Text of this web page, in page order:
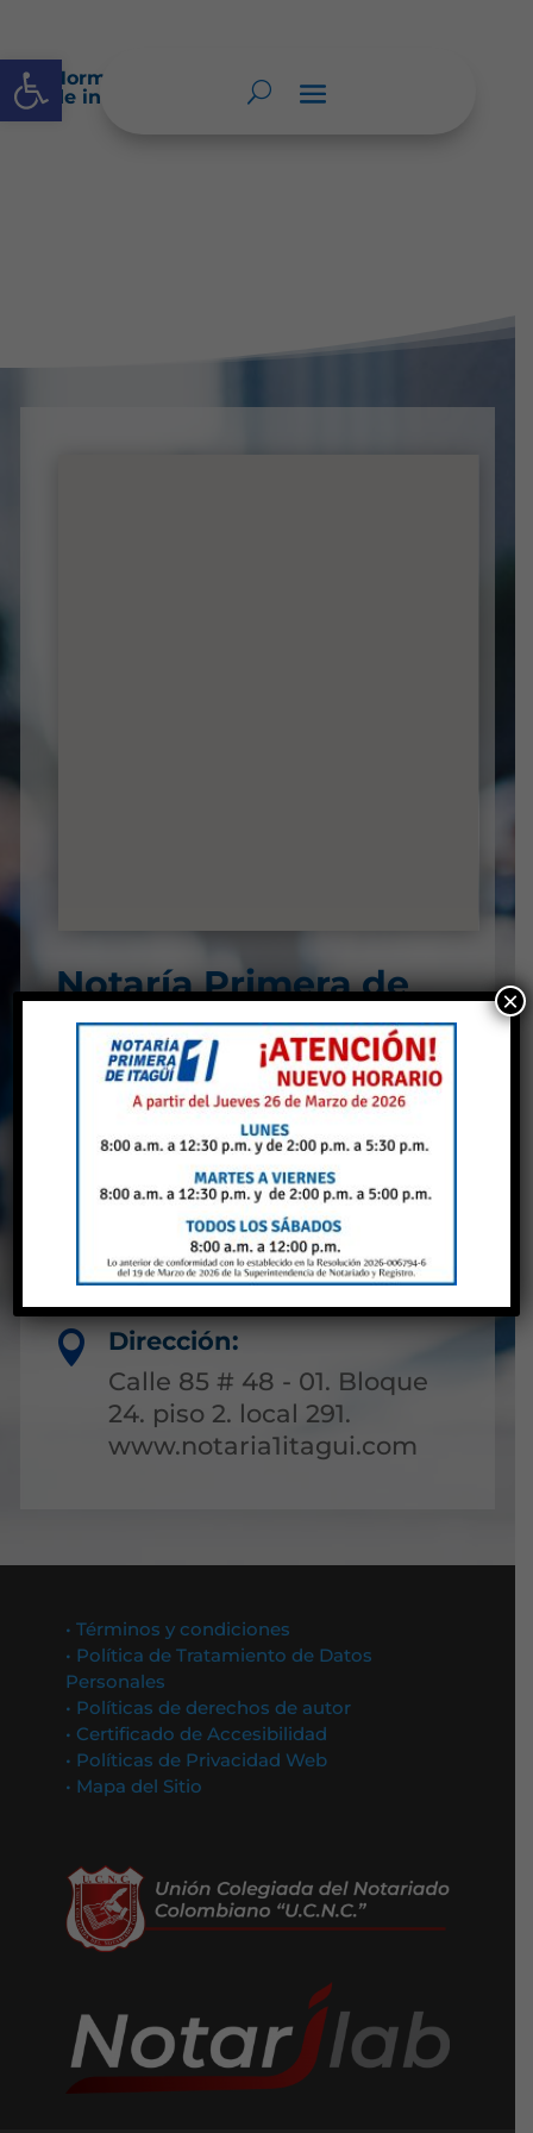
Abrir barra de herramientas
Normatividad especial que les aplique
de interés.
Notaría Primera de
Itaguí
Antioquia
Líneas de atención:
(604) 3224263
Correo electrónico:
primeraitagui@supernotariado.gov.co

Dirección:
Calle 85 # 48 - 01. Bloque
24. piso 2. local 291.
www.notaria1itagui.com
• Términos y condiciones
• Política de Tratamiento de Datos
Personales
• Políticas de derechos de autor
• Certificado de Accesibilidad
• Políticas de Privacidad Web
• Mapa del Sitio
×